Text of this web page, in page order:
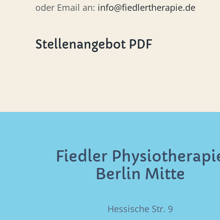
oder Email an: info@fiedlertherapie.de
Stellenangebot PDF
Fiedler
Berlin Mitte
Hessische Str. 9